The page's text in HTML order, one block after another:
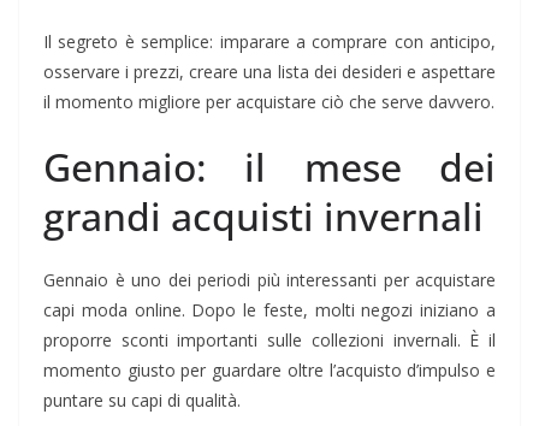
Il segreto è semplice: imparare a comprare con anticipo,
osservare i prezzi, creare una lista dei desideri e aspettare
il momento migliore per acquistare ciò che serve davvero.
Gennaio: il mese dei
grandi acquisti invernali
Gennaio è uno dei periodi più interessanti per acquistare
capi moda online. Dopo le feste, molti negozi iniziano a
proporre sconti importanti sulle collezioni invernali. È il
momento giusto per guardare oltre l’acquisto d’impulso e
puntare su capi di qualità.